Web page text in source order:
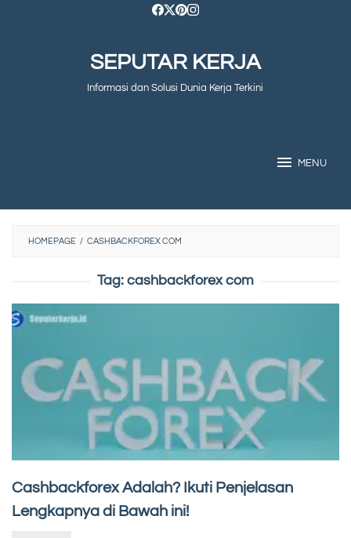
SEPUTAR KERJA
Informasi dan Solusi Dunia Kerja Terkini
MENU
HOMEPAGE / CASHBACKFOREX COM
Tag: cashbackforex com
Cashbackforex Adalah? Ikuti Penjelasan
Lengkapnya di Bawah ini!